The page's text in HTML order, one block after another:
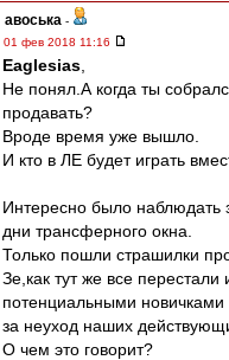
авоська -
01 фев 2018 11:16
Eaglesias
Не понял.А когда ты
продавать?
Вроде время уже вышло.
И кто в ЛЕ будет играть
Интересно было наблюдать
дни трансферного окна.
Только пошли страшилки
Зе,как тут же все перестали
потенциальными новичками
за неуход наших
О чем это говорит?